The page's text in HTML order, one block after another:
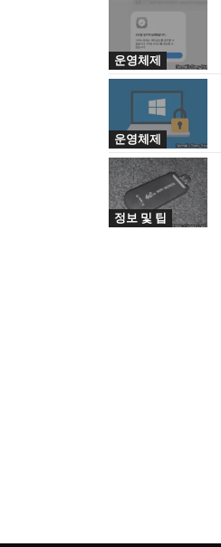
운영체제
운영체제
정보 및 팁